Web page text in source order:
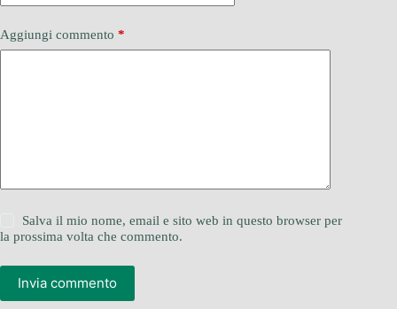
Aggiungi commento *
Salva il mio nome, email e sito web in questo browser per
la prossima volta che commento.
Invia commento